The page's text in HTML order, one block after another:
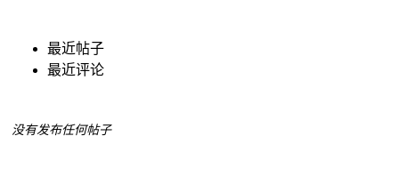
最近帖子
最近评论
没有发布任何帖子